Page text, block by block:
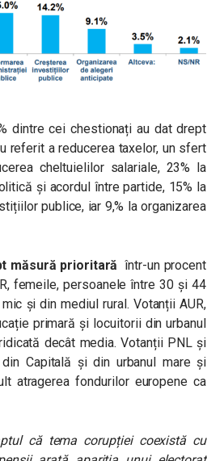
dintre cei chestionați au dat drept
referit a reducerea taxelor, un sfert
cheltuielilor salariale, 23% la
și acordul între partide, 15% la
publice, iar 9,% la organizarea
măsură prioritară într-un procent
femeile, persoanele între 30 și 44
și din mediul rural. Votanții AUR,
primară și locuitorii din urbanul
decât media. Votanții PNL și
Capitală și din urbanul mare și
atragerea fondurilor europene ca
că tema corupției coexistă cu